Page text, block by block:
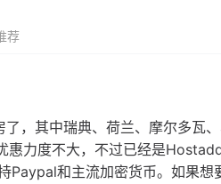
荐
，其中瑞典、荷兰、摩尔多瓦、
力度不大，不过已经是
Paypal和主流加密货币。如果想